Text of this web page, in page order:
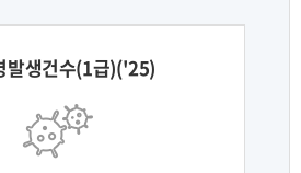
발생건수(1급)('25)